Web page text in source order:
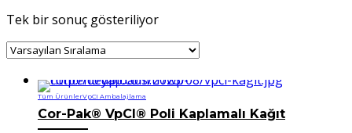
Tek bir sonuç gösteriliyor
Tüm ÜrünlerVpCI Ambalajlama
Cor-Pak® VpCI® Poli Kaplamalı Kağıt